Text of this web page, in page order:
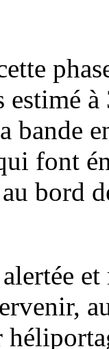
estimé
bande
font
bord